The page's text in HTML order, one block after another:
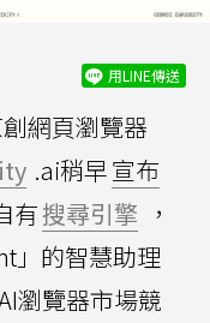
用LINE傳送
網頁瀏覽器
.ai稍早宣布
有搜尋引擎 ，
」的智慧助理
瀏覽器市場競